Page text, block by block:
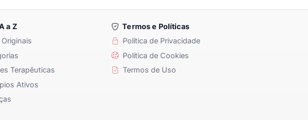
a Z
Originais
Terapêuticas
Ativos
Termos e Políticas
Política de Privacidade
Política de Cookies
Termos de Uso